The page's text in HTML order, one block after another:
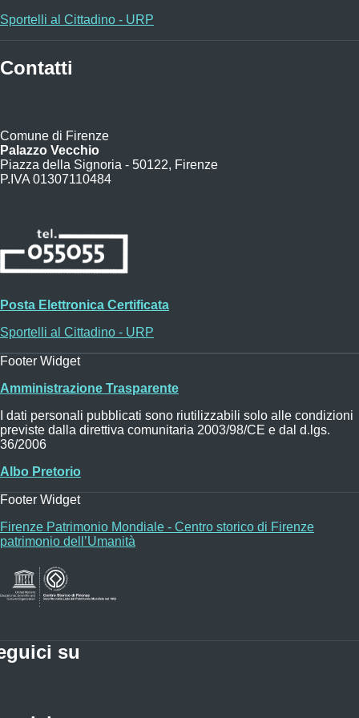
Sportelli al Cittadino - URP
Contatti
Comune di Firenze
Palazzo Vecchio
Piazza della Signoria - 50122, Firenze
P.IVA 01307110484
Posta Elettronica Certificata
Sportelli al Cittadino - URP
Footer Widget
Amministrazione Trasparente
I dati personali pubblicati sono riutilizzabili solo alle condizioni
previste dalla direttiva comunitaria 2003/98/CE e dal d.lgs.
36/2006
Albo Pretorio
Footer Widget
Firenze Patrimonio Mondiale - Centro storico di Firenze
patrimonio dell’Umanità
su